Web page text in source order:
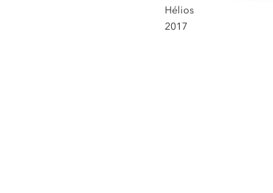
Hélios
2017